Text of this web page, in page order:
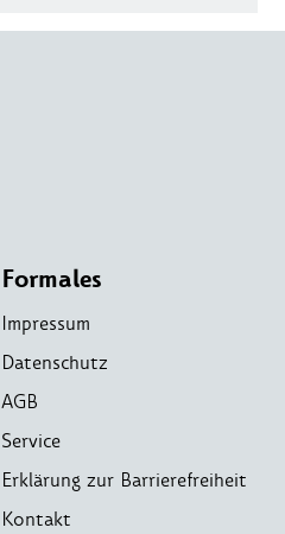
Formales
Impressum
Datenschutz
AGB
Service
Erklärung zur Barrierefreiheit
Kontakt